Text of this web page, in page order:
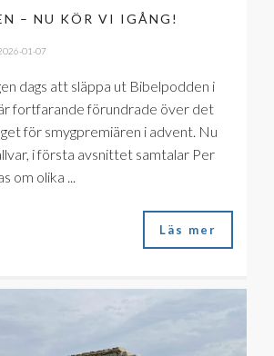
– NU KÖR VI IGÅNG!
01-07
dags att släppa ut Bibelpodden i
fortfarande förundrade över det
för smygpremiären i advent. Nu
i första avsnittet samtalar Per
om olika ...
Läs mer